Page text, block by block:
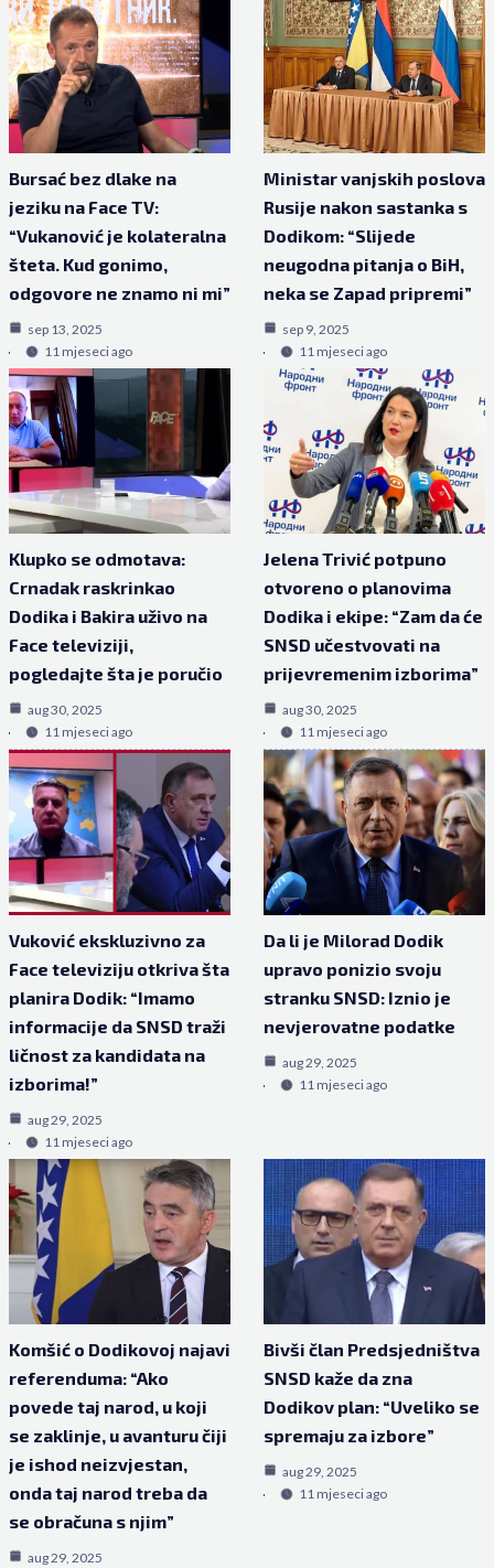
Bursać bez dlake na
jeziku na Face TV:
“Vukanović je kolateralna
šteta. Kud gonimo,
odgovore ne znamo ni mi”
sep 13, 2025
11 mjeseci ago
Ministar vanjskih poslova
Rusije nakon sastanka s
Dodikom: “Slijede
neugodna pitanja o BiH,
neka se Zapad pripremi”
sep 9, 2025
11 mjeseci ago
Klupko se odmotava:
Crnadak raskrinkao
Dodika i Bakira uživo na
Face televiziji,
pogledajte šta je poručio
aug 30, 2025
11 mjeseci ago
Jelena Trivić potpuno
otvoreno o planovima
Dodika i ekipe: “Zam da će
SNSD učestvovati na
prijevremenim izborima”
aug 30, 2025
11 mjeseci ago
Vuković ekskluzivno za
Face televiziju otkriva šta
planira Dodik: “Imamo
informacije da SNSD traži
ličnost za kandidata na
izborima!”
aug 29, 2025
11 mjeseci ago
Da li je Milorad Dodik
upravo ponizio svoju
stranku SNSD: Iznio je
nevjerovatne podatke
aug 29, 2025
11 mjeseci ago
Komšić o Dodikovoj najavi
referenduma: “Ako
povede taj narod, u koji
se zaklinje, u avanturu čiji
je ishod neizvjestan,
onda taj narod treba da
se obračuna s njim”
aug 29, 2025
Bivši član Predsjedništva
SNSD kaže da zna
Dodikov plan: “Uveliko se
spremaju za izbore”
aug 29, 2025
11 mjeseci ago